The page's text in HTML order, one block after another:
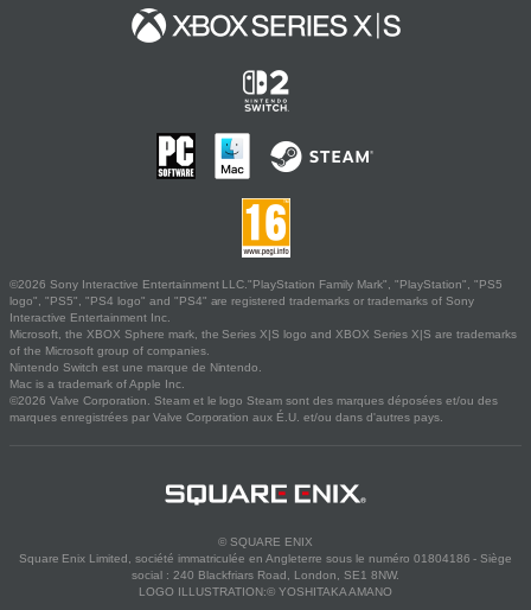
©2026 Sony Interactive Entertainment LLC."PlayStation Family Mark", "PlayStation", "PS5
logo", "PS5", "PS4 logo" and "PS4" are registered trademarks or trademarks of Sony
Interactive Entertainment Inc.
Microsoft, the XBOX Sphere mark, the Series X|S logo and XBOX Series X|S are trademarks
of the Microsoft group of companies.
Nintendo Switch est une marque de Nintendo.
Mac is a trademark of Apple Inc.
©2026 Valve Corporation. Steam et le logo Steam sont des marques déposées et/ou des
marques enregistrées par Valve Corporation aux É.U. et/ou dans d'autres pays.
© SQUARE ENIX
Square Enix Limited, société immatriculée en Angleterre sous le numéro 01804186 - Siège
social : 240 Blackfriars Road, London, SE1 8NW.
LOGO ILLUSTRATION:© YOSHITAKA AMANO